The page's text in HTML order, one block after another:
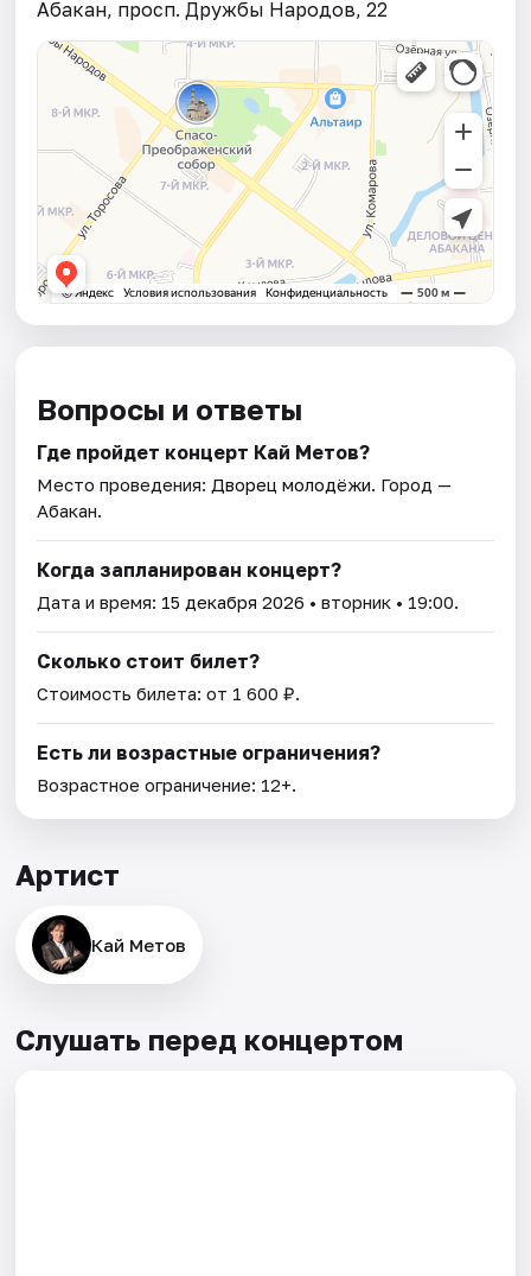
Абакан, просп. Дружбы Народов, 22
Вопросы и ответы
Где пройдет концерт Кай Метов?
Место проведения: Дворец молодёжи. Город —
Абакан.
Когда запланирован концерт?
Дата и время: 15 декабря 2026 • вторник • 19:00.
Сколько стоит билет?
Стоимость билета: от 1 600 ₽.
Есть ли возрастные ограничения?
Возрастное ограничение: 12+.
Артист
Кай Метов
Слушать перед концертом